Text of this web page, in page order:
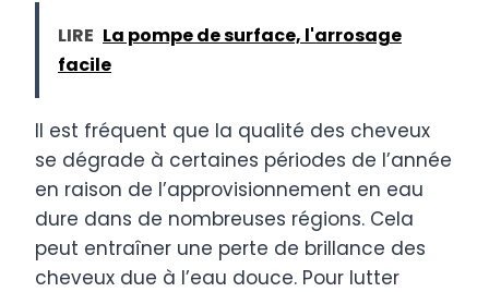
LIRE La pompe de surface, l'arrosage
facile
Il est fréquent que la qualité des cheveux
se dégrade à certaines périodes de l’année
en raison de l’approvisionnement en eau
dure dans de nombreuses régions. Cela
peut entraîner une perte de brillance des
cheveux due à l’eau douce. Pour lutter